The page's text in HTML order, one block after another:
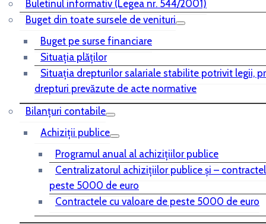
Buletinul informativ (Legea nr. 544/2001)
Buget din toate sursele de venituri
Buget pe surse financiare
Situaţia plăţilor
Situaţia drepturilor salariale stabilite potrivit legii,
drepturi prevăzute de acte normative
Bilanţuri contabile
Achiziţii publice
Programul anual al achiziţiilor publice
Centralizatorul achiziţiilor publice şi –
peste 5000 de euro
Contractele cu valoare de peste 5000 de euro